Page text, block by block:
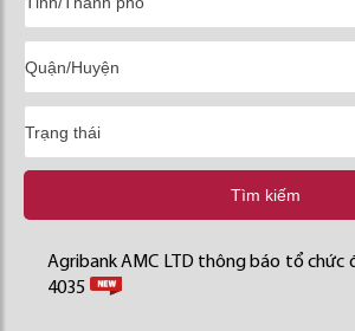
Tìm kiếm
Agribank AMC LTD thông báo tổ chức
4035